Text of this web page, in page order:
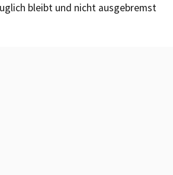
bleibt und nicht ausgebremst